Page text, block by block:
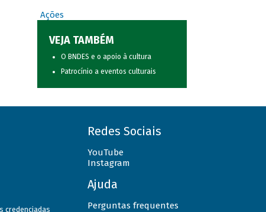
Ações
VEJA TAMBÉM
O BNDES e o apoio à cultura
Patrocínio a eventos culturais
credenciadas
Redes Sociais
YouTube
Instagram
Ajuda
Perguntas frequentes